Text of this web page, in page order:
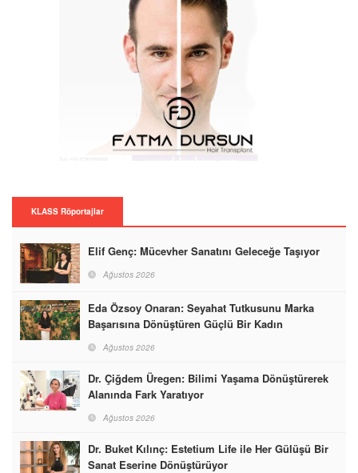
KLASS Röportajlar
Elif Genç: Mücevher Sanatını Geleceğe Taşıyor
Ağustos 2026
Eda Özsoy Onaran: Seyahat Tutkusunu Marka
Başarısına Dönüştüren Güçlü Bir Kadın
Ağustos 2026
Dr. Çiğdem Üregen: Bilimi Yaşama Dönüştürerek
Alanında Fark Yaratıyor
Ağustos 2026
Dr. Buket Kılınç: Estetium Life ile Her Gülüşü Bir
Sanat Eserine Dönüştürüyor